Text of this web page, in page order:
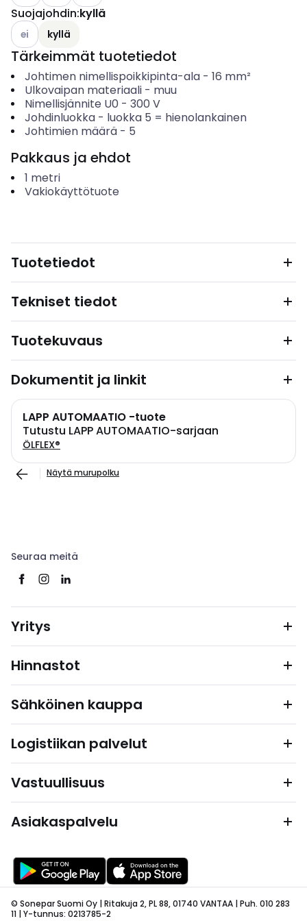
Suojajohdin:kyllä
Katso käytettävissä olevat vaihtoehdot
ei kyllä
Tärkeimmät tuotetiedot
Johtimen nimellispoikkipinta-ala- 16 mm²
Ulkovaipan materiaali- muu
Nimellisjännite U0 - 300 V
Johdinluokka- luokka 5 = hienolankainen
Johtimien määrä- 5
Pakkaus ja ehdot
1 metri
Vakiokäyttötuote
Tuotetiedot
Tekniset tiedot
Tuotekuvaus
Dokumentit ja linkit
LAPP AUTOMAATIO -tuote
Tutustu LAPP AUTOMAATIO-sarjaan
ÖLFLEX®
Näytä murupolku
Seuraa meitä
Yritys
Hinnastot
Sähköinen kauppa
Logistiikan palvelut
Vastuullisuus
Asiakaspalvelu
© Sonepar Suomi Oy | Ritakuja 2, PL 88, 01740 VANTAA | Puh. 010 283
11 | Y-tunnus: 0213785-2